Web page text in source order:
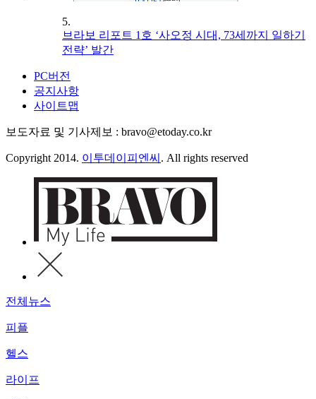
5.
브라보 리포트 1호 ‘사오정 시대, 73세까지 일하기
전략’ 발간
PC버전
공지사항
사이트맵
보도자료 및 기사제보 : bravo@etoday.co.kr
Copyright 2014. 이투데이피엔씨 . All rights reserved
전체뉴스
피플
헬스
라이프